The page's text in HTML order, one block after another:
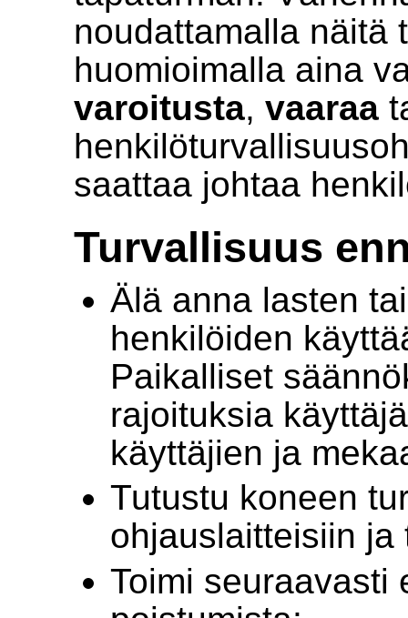
noudattamalla näitä
huomioimalla aina
varoitusta, vaaraa
saattaa johtaa
Turvallisuus
Älä anna lasten
henkilöiden
Paikalliset
rajoituksia
käyttäjien ja
Tutustu koneen
ohjauslaitteisiin ja
Toimi seuraavasti